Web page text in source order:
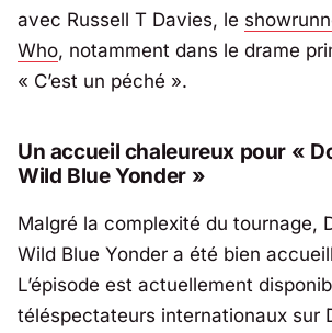
avec Russell T Davies, le
Who, notamment dans le drame
« C’est un péché ».
Un accueil chaleureux pour «
Wild Blue Yonder »
Malgré la complexité du tournage,
Wild Blue Yonder a été bien
L’épisode est actuellement
téléspectateurs internationaux sur